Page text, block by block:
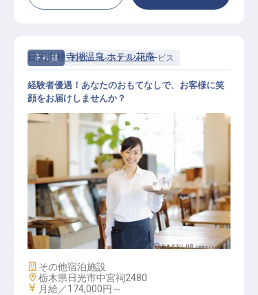
正社員 料飲 レストランサービス
料飲スタッフ
日光中禅寺湖温泉 ホテル花庵
経験者優遇！あなたのおもてなしで、お客様に笑
顔をお届けしませんか？
施設業態
その他宿泊施設
勤務地
栃木県日光市中宮祠2480
給与
月給／174,000円～